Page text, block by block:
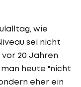
wie
sei nicht
20 Jahren
heute "nicht
eher ein